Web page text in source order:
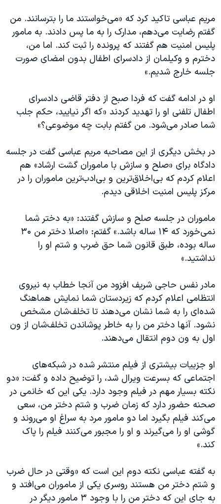
مریم عباسی تاکید کرد که «می‌خواستند ما را بترسانند. من
گفتم رضایت می‌دهم، مدارک را به ما پس دادند. به مامور
پلیس امنیت هم گفتند که پرونده را ثبت کند. اما من،
دخترم و وکیلمان از دادسرای اطفال بدون امضای صورت
جلسه خارج شدیم.»
او در ادامه گفت که فردا صبح از دفتر قاضی دادسرای
اطفال تلفنی او را تهدید کردند «که اگر نیایید، حکم جلب
شما صادر می‌شود. من گفتم بابت چه موضوعی؟»
در بخش دیگری از این مصاحبه مریم عباسی گفت در جلسه
دادگاه برای «صلح و سازش با ماموران گشت ارشاد» هم
اعلام کردم که بی‌اخلاق‌ترین و بی‌ادب‌ترین ماموران را در
مرکز پلیس امنیت اخلاقی دیدم.
ماموران در جلسه صلح و سازش گفتند: «به دختر شما
نمی‌خورد که ۱۴ ساله باشد.» گفتم: «اصلا دختر من ۳۰
ساله بوده، طبق قانون شما حق ضرب و شتم او را
نداشتید.»
مادر نفس حاجی شریف افزود من آنجا خطاب به نیروی
انتظامی اعلام کردم که زیردستان شما نمایش هماهنگ
شده‌ای را به شما نشان می‌دهند تا تخلف‌شان مشخص
نشود. آنها دختر من را به خاطر پوشاندن تخلف‌شان از ون
اول به ون دوم انتقال می‌دهند.
او جزییات بیشتری از فیلم منتشر شده در شبکه‌های
اجتماعی که بسرعت ویرال شد، را توضیح داده و گفت: «دو
نکته بسیار مهم در فیلم وجود دارد. یکی این که خانمی در
صحنه حضور دارد که زمان ضرب و شتم دختر من، سعی
می‌کند فیلم بگیرد اما دو مامور مرد به سراغ او می‌روند و
گوشی او را می‌گیرند و او را مجبور می‌کنند فیلم را پاک
کند.»
به گفته عباسی نکته دوم این است که «وقتی در حال ضرب
و شتم دختر من هستند روسری یکی از ماموران می‌افتد و
به جای این که دختر من را با وجود ۳ مامور دیگر در